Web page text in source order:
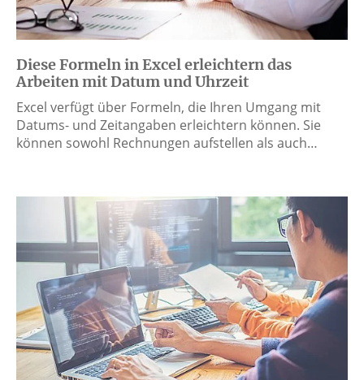
Diese Formeln in Excel erleichtern das
Arbeiten mit Datum und Uhrzeit
Excel verfügt über Formeln, die Ihren Umgang mit
Datums- und Zeitangaben erleichtern können. Sie
können sowohl Rechnungen aufstellen als auch…